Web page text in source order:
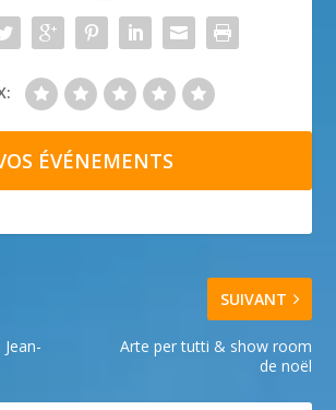
ÉVÉNEMENTS
SUIVANT
Arte per tutti & show room
de noël